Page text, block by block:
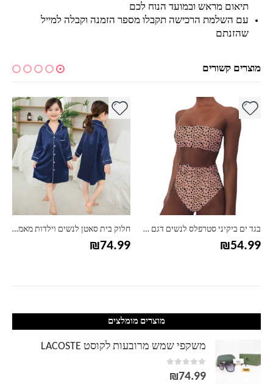
תיאום מראש ובמועד הנוח לכם
עם השלמת הרכישה תקבלו מספר הזמנה וקבלה למייל
שהזנתם
מוצרים קשורים
בגד ים ביקיני סטרפלס לנשים דגם חגורה
₪54.99
חלוק בית סאטן לנשים וילדות מאמי אנד מי
₪74.99
למוצר זה יש מספר סוגים. ניתן לבחור את האפשרויות בעמוד המוצר
מוצרים מומלצים
משקפי שמש מרובעות לקוסט LACOSTE
0
out of 5
₪74.99